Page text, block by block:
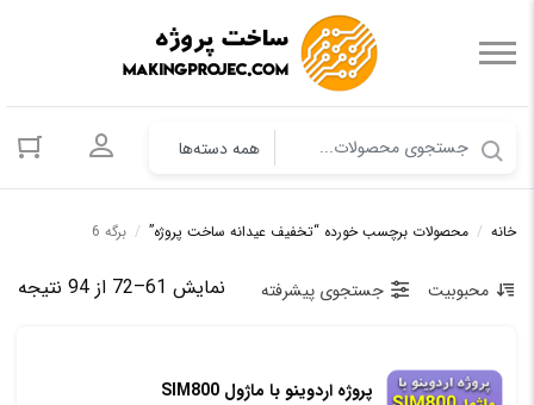
ورود به
خانه / محصولات برچسب خورده “تخفیف عیدانه ساخت پروژه” / برگه 6
نمایش 61–72 از 94 نتیجه محبوبیت جستجوی پیشرفته
پروژه اردوینو با ماژول SIM800